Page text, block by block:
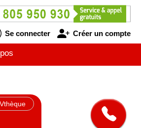
Se connecter Créer un compte